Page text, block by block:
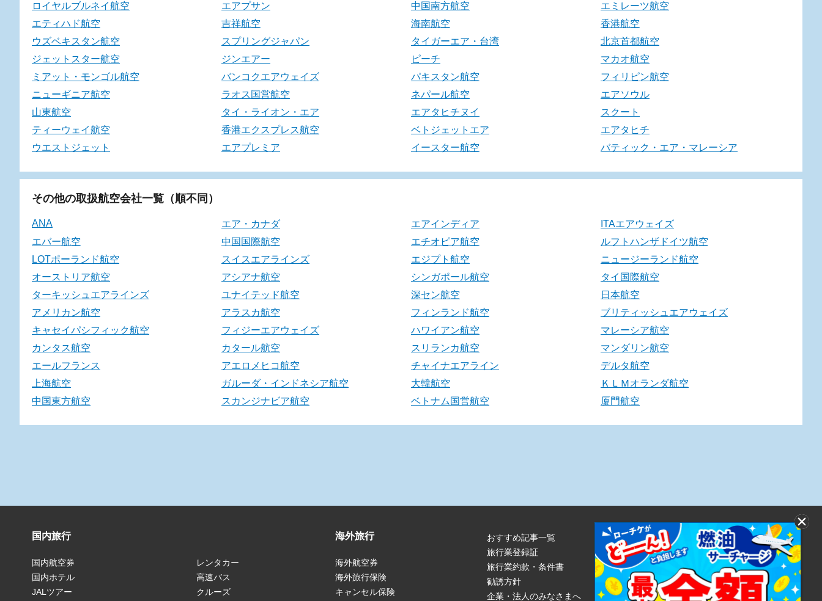
ロイヤルブルネイ航空
エアプサン 中国南方航空
エミレーツ航空
エティハド航空
吉祥航空 海南航空
香港航空
ウズベキスタン航空
スプリングジャパン タイガーエア・台湾
北京首都航空
ジェットスター航空
ジンエアー ピーチ
マカオ航空
ミアット・モンゴル航空
バンコクエアウェイズ パキスタン航空
フィリピン航空
ニューギニア航空
ラオス国営航空 ネパール航空
エアソウル
山東航空
タイ・ライオン・エア エアタヒチヌイ
スクート
ティーウェイ航空
香港エクスプレス航空 ベトジェットエア
エアタヒチ
ウエストジェット
エアプレミア イースター航空 バティック・エア・マレーシア
その他の取扱航空会社一覧（順不同）
ANA エア・カナダ エアインディア
ITAエアウェイズ
エバー航空
中国国際航空 エチオピア航空
ルフトハンザドイツ航空
LOTポーランド航空
スイスエアラインズ エジプト航空
ニュージーランド航空
オーストリア航空
アシアナ航空 シンガポール航空
タイ国際航空
ターキッシュエアラインズ
ユナイテッド航空 深セン航空
日本航空
アメリカン航空
アラスカ航空 フィンランド航空
ブリティッシュエアウェイズ
キャセイパシフィック航空
フィジーエアウェイズ ハワイアン航空
マレーシア航空
カンタス航空
カタール航空 スリランカ航空
マンダリン航空
エールフランス
アエロメヒコ航空 チャイナエアライン
デルタ航空
上海航空
ガルーダ・インドネシア航空 大韓航空
ＫＬＭオランダ航空
中国東方航空
スカンジナビア航空 ベトナム国営航空 厦門航空
国内旅行
国内航空券
国内ホテル
JALツアー
レンタカー
高速バス
クルーズ
海外旅行
海外航空券
海外旅行保険
キャンセル保険
おすすめ記事一覧
旅行業登録証
旅行業約款・条件書
勧誘方針
企業・法人のみなさまへ
株式会社ローソンエンタテインメント
利用規約
ローソンWEB会員規約
個人情報の取り扱いについて
個人情報保護方針